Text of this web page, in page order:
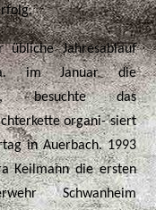
Jahresablauf
im Januar die
besuchte das
organi- siert
in Auerbach. 1993
Keilmann die ersten
Schwanheim